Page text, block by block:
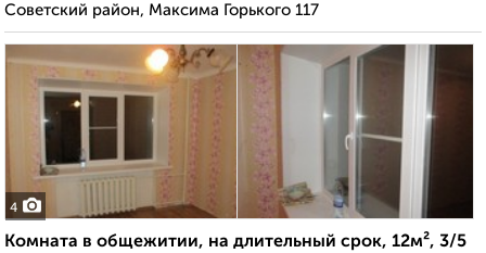
Советский район, Максима Горького 117
4
Комната в общежитии, на длительный срок, 12м², 3/5